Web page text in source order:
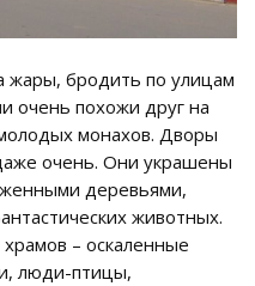
жары, бродить по улицам
очень похожи друг на
монахов. Дворы
очень. Они украшены
деревьями,
животных.
– оскаленные
люди-птицы,